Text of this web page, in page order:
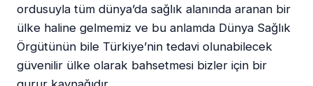
ordusuyla tüm dünya’da sağlık alanında aranan bir
ülke haline gelmemiz ve bu anlamda Dünya Sağlık
Örgütünün bile Türkiye’nin tedavi olunabilecek
güvenilir ülke olarak bahsetmesi bizler için bir